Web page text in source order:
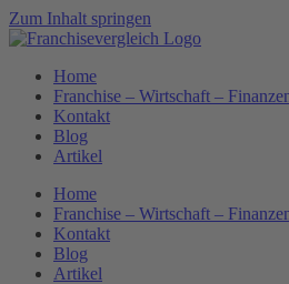
Zum Inhalt springen
Home
Franchise – Wirtschaft –
Kontakt
Blog
Artikel
Home
Franchise – Wirtschaft –
Kontakt
Blog
Artikel